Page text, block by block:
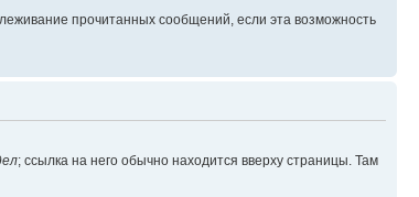
прочитанных сообщений, если эта возможность
; ссылка на него обычно находится вверху страницы. Там